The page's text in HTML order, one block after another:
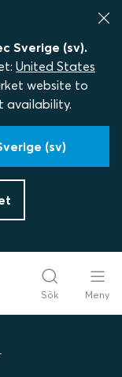
Sverige (sv).
United States
website to
availability.
(sv)
Sök Meny